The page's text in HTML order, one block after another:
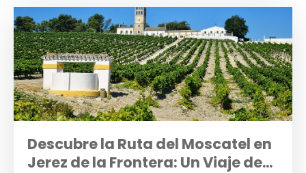
Descubre la Ruta del Moscatel en
Jerez de la Frontera: Un Viaje de...